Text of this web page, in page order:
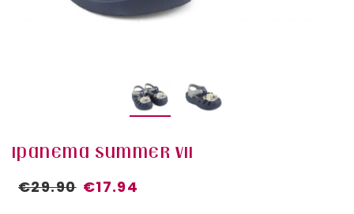
IPANEMA SUMMER VII
€29.90 €17.94